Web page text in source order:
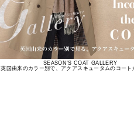
SEASON'S COAT GALLERY
英国由来のカラー別で、アクアスキュータムのコート